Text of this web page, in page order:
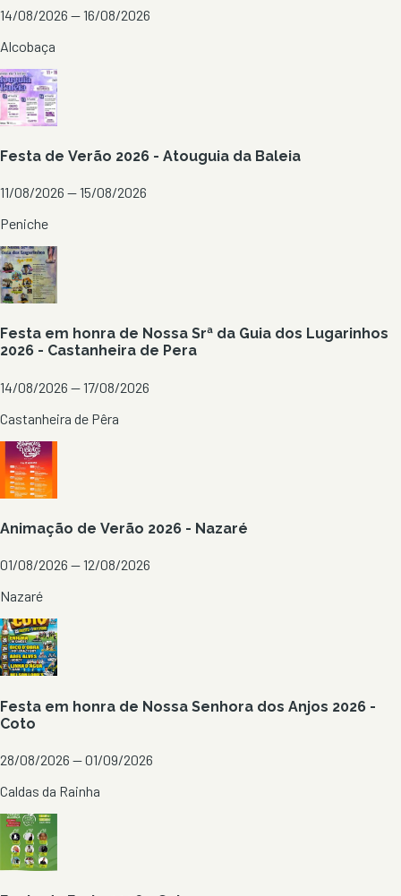
14/08/2026 — 16/08/2026
Alcobaça
Festa de Verão 2026 - Atouguia da Baleia
11/08/2026 — 15/08/2026
Peniche
Festa em honra de Nossa Srª da Guia dos Lugarinhos
2026 - Castanheira de Pera
14/08/2026 — 17/08/2026
Castanheira de Pêra
Animação de Verão 2026 - Nazaré
01/08/2026 — 12/08/2026
Nazaré
Festa em honra de Nossa Senhora dos Anjos 2026 -
Coto
28/08/2026 — 01/09/2026
Caldas da Rainha